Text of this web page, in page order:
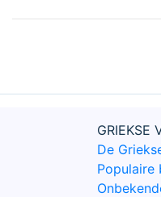
GRIEKSE
De
Populaire